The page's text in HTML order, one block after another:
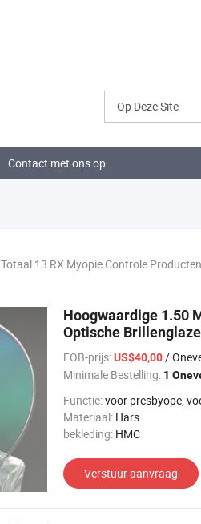
Op Deze Site
Contact met ons op
Totaal 13 RX Myopie Controle Producten
Hoogwaardige 1.50
Optische
FOB-prijs:US$40,00/
Minimale Bestelling: 1
Functie:voor presbyope, voor
Materiaal: Hars
bekleding: HMC
Verstuur aanvraag